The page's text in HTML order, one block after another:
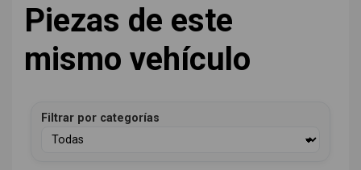
Piezas de este
mismo vehículo
Filtrar por categorías